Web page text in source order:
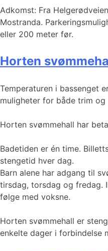
Adkomst: Fra
Mostranda.
eller 200 meter før.
Horten
Temperaturen i bassenget
muligheter for både trim og
Horten svømmehall har
Badetiden er én time.
stengetid hver dag.
Barn alene har adgang til
tirsdag, torsdag og fredag.
følge med voksne.
Horten svømmehall er
enkelte dager i forbindelse